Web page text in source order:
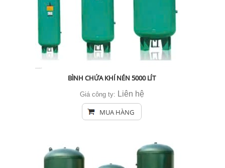
BÌNH CHỨA KHÍ NÉN 5000 LÍT
Giá công ty: Liên hệ
MUA HÀNG